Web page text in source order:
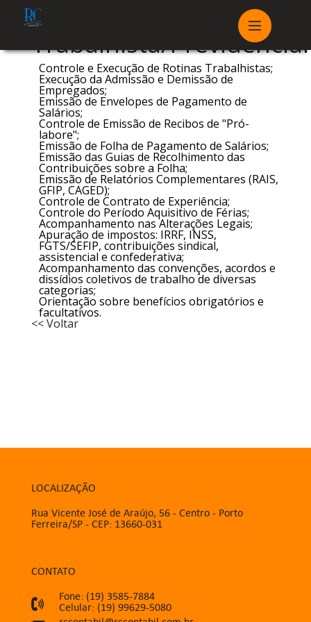
Trabalhista/
Controle e Execução de Rotinas Trabalhistas;
Execução da Admissão e Demissão de
Empregados;
Emissão de Envelopes de Pagamento de
Salários;
Controle de Emissão de Recibos de "Pró-
labore";
Emissão de Folha de Pagamento de Salários;
Emissão das Guias de Recolhimento das
Contribuições sobre a Folha;
Emissão de Relatórios Complementares (RAIS,
GFIP, CAGED);
Controle de Contrato de Experiência;
Controle do Período Aquisitivo de Férias;
Acompanhamento nas Alterações Legais;
Apuração de impostos: IRRF, INSS,
FGTS/SEFIP, contribuições sindical,
assistencial e confederativa;
Acompanhamento das convenções, acordos e
dissídios coletivos de trabalho de diversas
categorias;
Orientação sobre benefícios obrigatórios e
facultativos.
<< Voltar
LOCALIZAÇÃO
Rua Vicente José de Araújo, 56 - Centro - Porto
Ferreira/SP - CEP: 13660-031
CONTATO
Fone: (19) 3585-7884
Celular: (19) 99629-5080